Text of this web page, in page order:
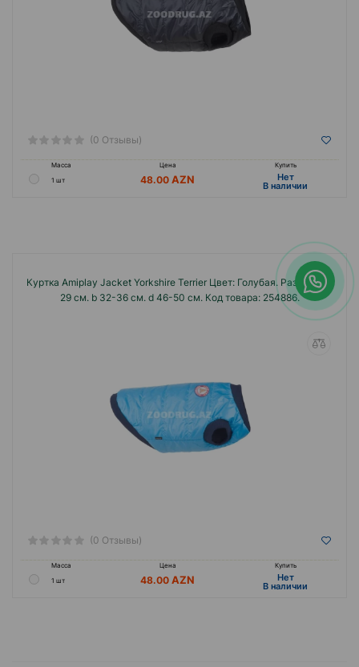
(0 Отзывы)
Масса Цена
Купить
1 шт
48.00 Hет
B наличии
Куртка Amiplay Jacket Yorkshire Terrier Цвет: Голубая. Размеры: g
29 см. b 32-36 см. d 46-50 см. Код товара: 254886.
(0 Отзывы)
Масса Цена
Купить
1 шт
48.00 Hет
B наличии